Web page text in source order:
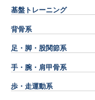
基盤トレーニング
背骨系
足・脚・股関節系
手・腕・肩甲骨系
歩・走運動系